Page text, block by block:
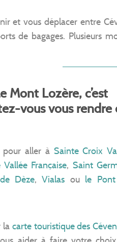
et vous déplacer entre
de bagages. Plusieurs
Mont Lozère, c’est
vous vous rendre
pour aller à Sainte Croix
Française, Saint
Dèze,Vialas ou le
la carte touristique des